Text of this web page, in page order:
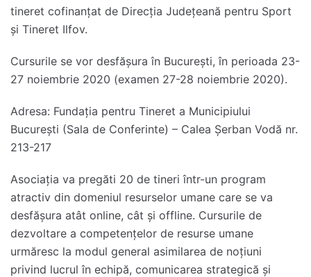
tineret cofinanțat de Direcția Județeană pentru Sport
și Tineret Ilfov.
Cursurile se vor desfășura în București, în perioada 23-
27 noiembrie 2020 (examen 27-28 noiembrie 2020).
Adresa: Fundația pentru Tineret a Municipiului
București (Sala de Conferinte) – Calea Șerban Vodă nr.
213-217
Asociația va pregăti 20 de tineri într-un program
atractiv din domeniul resurselor umane care se va
desfășura atât online, cât și offline. Cursurile de
dezvoltare a competențelor de resurse umane
urmăresc la modul general asimilarea de noțiuni
privind lucrul în echipă, comunicarea strategică și